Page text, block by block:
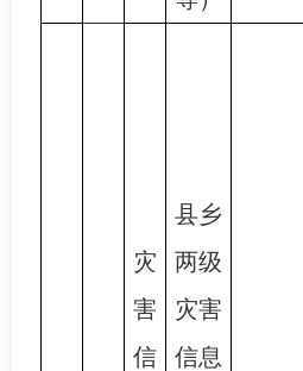
灾
害
信
县乡
两级
灾害
信息